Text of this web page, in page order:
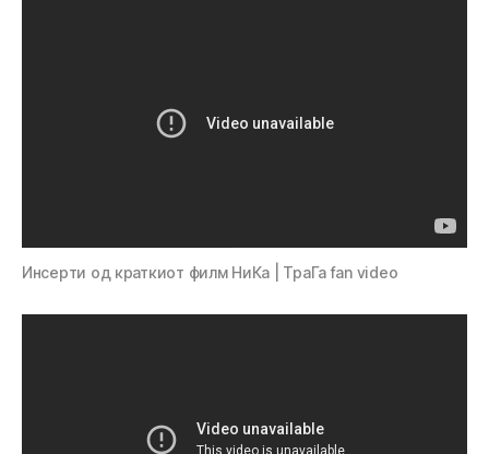
Инсерти од краткиот филм НиКа | ТраГа fan video